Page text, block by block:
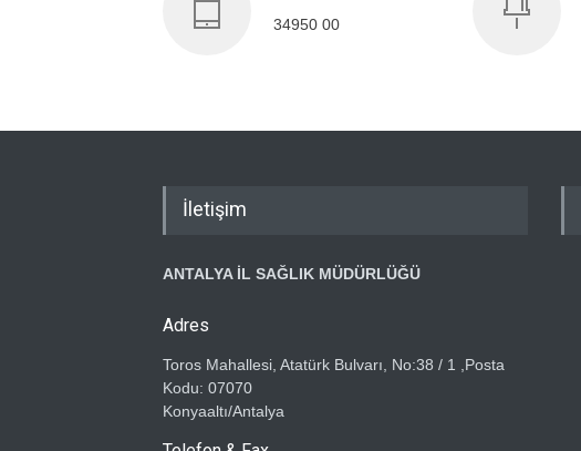
34950 00
İletişim
ANTALYA İL SAĞLIK MÜDÜRLÜĞÜ
Adres
Toros Mahallesi, Atatürk Bulvarı, No:38 / 1 ,Posta
Kodu: 07070
Konyaaltı/Antalya